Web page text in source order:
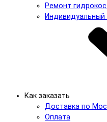
Ремонт
Как заказать
Доставка по
Оплата